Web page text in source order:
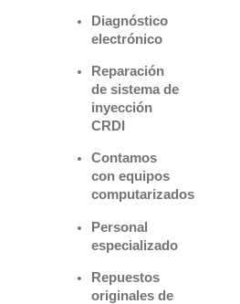
Diagnóstico
electrónico
Reparación
de sistema de
inyección
CRDI
Contamos
con equipos
computarizados
Personal
especializado
Repuestos
originales de